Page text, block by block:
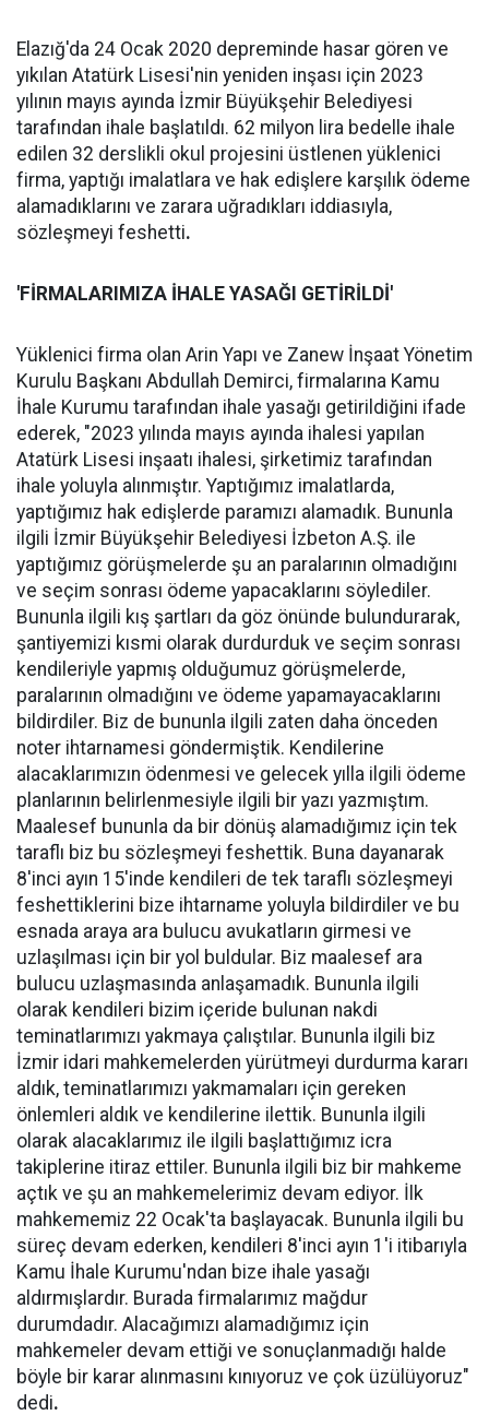
Elazığ'da 24 Ocak 2020 depreminde hasar gören ve
yıkılan Atatürk Lisesi'nin yeniden inşası için 2023
yılının mayıs ayında İzmir Büyükşehir Belediyesi
tarafından ihale başlatıldı. 62 milyon lira bedelle ihale
edilen 32 derslikli okul projesini üstlenen yüklenici
firma, yaptığı imalatlara ve hak edişlere karşılık ödeme
alamadıklarını ve zarara uğradıkları iddiasıyla,
sözleşmeyi feshetti.
'FİRMALARIMIZA İHALE YASAĞI GETİRİLDİ'
Yüklenici firma olan Arin Yapı ve Zanew İnşaat Yönetim
Kurulu Başkanı Abdullah Demirci, firmalarına Kamu
İhale Kurumu tarafından ihale yasağı getirildiğini ifade
ederek, "2023 yılında mayıs ayında ihalesi yapılan
Atatürk Lisesi inşaatı ihalesi, şirketimiz tarafından
ihale yoluyla alınmıştır. Yaptığımız imalatlarda,
yaptığımız hak edişlerde paramızı alamadık. Bununla
ilgili İzmir Büyükşehir Belediyesi İzbeton A.Ş. ile
yaptığımız görüşmelerde şu an paralarının olmadığını
ve seçim sonrası ödeme yapacaklarını söylediler.
Bununla ilgili kış şartları da göz önünde bulundurarak,
şantiyemizi kısmi olarak durdurduk ve seçim sonrası
kendileriyle yapmış olduğumuz görüşmelerde,
paralarının olmadığını ve ödeme yapamayacaklarını
bildirdiler. Biz de bununla ilgili zaten daha önceden
noter ihtarnamesi göndermiştik. Kendilerine
alacaklarımızın ödenmesi ve gelecek yılla ilgili ödeme
planlarının belirlenmesiyle ilgili bir yazı yazmıştım.
Maalesef bununla da bir dönüş alamadığımız için tek
taraflı biz bu sözleşmeyi feshettik. Buna dayanarak
8'inci ayın 15'inde kendileri de tek taraflı sözleşmeyi
feshettiklerini bize ihtarname yoluyla bildirdiler ve bu
esnada araya ara bulucu avukatların girmesi ve
uzlaşılması için bir yol buldular. Biz maalesef ara
bulucu uzlaşmasında anlaşamadık. Bununla ilgili
olarak kendileri bizim içeride bulunan nakdi
teminatlarımızı yakmaya çalıştılar. Bununla ilgili biz
İzmir idari mahkemelerden yürütmeyi durdurma kararı
aldık, teminatlarımızı yakmamaları için gereken
önlemleri aldık ve kendilerine ilettik. Bununla ilgili
olarak alacaklarımız ile ilgili başlattığımız icra
takiplerine itiraz ettiler. Bununla ilgili biz bir mahkeme
açtık ve şu an mahkemelerimiz devam ediyor. İlk
mahkememiz 22 Ocak'ta başlayacak. Bununla ilgili bu
süreç devam ederken, kendileri 8'inci ayın 1'i itibarıyla
Kamu İhale Kurumu'ndan bize ihale yasağı
aldırmışlardır. Burada firmalarımız mağdur
durumdadır. Alacağımızı alamadığımız için
mahkemeler devam ettiği ve sonuçlanmadığı halde
böyle bir karar alınmasını kınıyoruz ve çok üzülüyoruz"
dedi.